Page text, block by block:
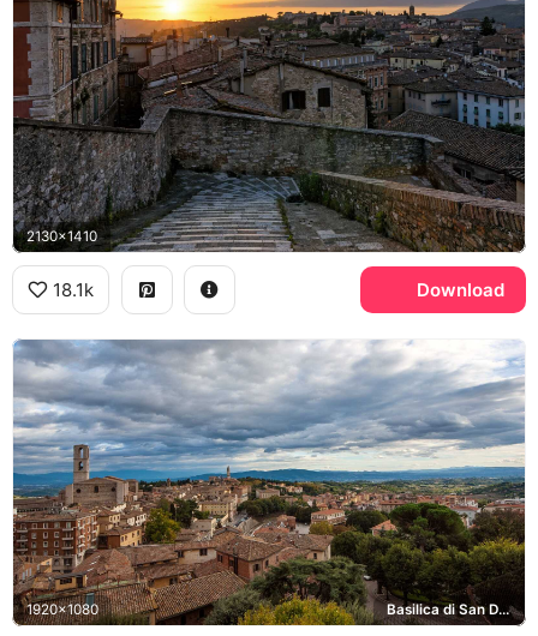
2130x1410
18.1k Download
1920x1080 Basilica di San Domenico